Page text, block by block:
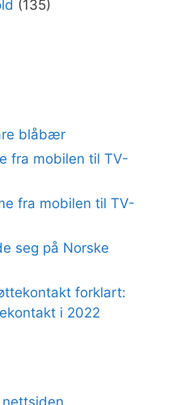
(135)
blåbær
fra mobilen til TV-
fra mobilen til TV-
seg på Norske
forklart:
i 2022